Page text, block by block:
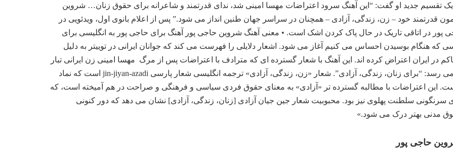
یک تقسیم جدید او گفت: “این آهنگ سرود اعتراضات مهسا امینی شد، ندای قدرتمند و شاعرانه برای حقوق زنان… شروین
قدرتمند خود – زن، زندگی، آزادی – همچنان در سراسر جهان طنین انداز می شود.” پس از اعلام بانوی اول، ویدئویی در
پور در اتاقی تاریک در حال پاک کردن اشک است. • معنی آهنگ شروین حاجی پور آهنگ برای حاجی پور به انگلیسی برای
که هنگام بوسیدن احساس می کنیم آغاز می شود. اشعار دلایلی را فهرست می کند که جوانان ایرانی در توییتر به دلیل
در ایران اعتراض کرده اند. این آهنگ با شعار گسترده ای که مترادف با اعتراضات پس از مرگ مهسا امینی زن ایرانی تبار
در سپتامبر شده است به پایان می رسد: “برای زنان، زندگی، آزادی”. شعار «زن، زندگی، آزادی» ترجمه انگلیسی شعار پارسی jin-jiyan-azadi است که نماد
این اعتراضات با مطالبه گسترده تر «آزادی» به معنای حقوق فردی سیاسی و فرهنگی و صراحت در هم آمیخته است، که
سرنگونی سلطنت پهلوی نیز بود. محبوبیت شعار جین جیان آزادی [زنان، زندگی، آزادی] نشان می دهد که دور کنونی
مدنی بهتر درک می شود.»
حاجی پور